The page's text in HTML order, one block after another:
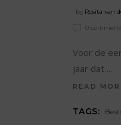
by Rosita van
0
Voor de
jaar dat
READ
TAGS: